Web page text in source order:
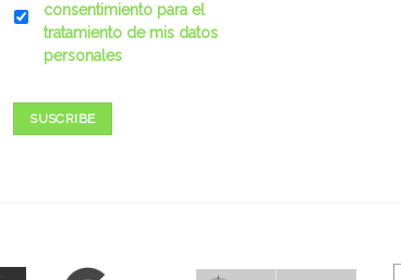
consentimiento para el
tratamiento de mis datos
personales
SUSCRIBE